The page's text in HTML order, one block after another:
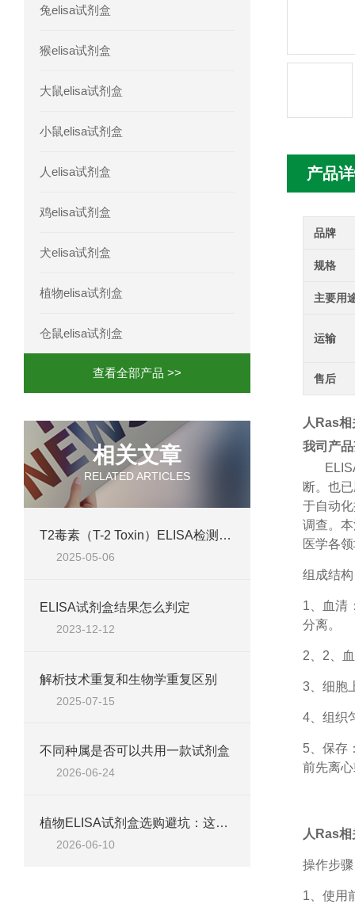
兔elisa试剂盒
猴elisa试剂盒
大鼠elisa试剂盒
小鼠elisa试剂盒
人elisa试剂盒
鸡elisa试剂盒
犬elisa试剂盒
植物elisa试剂盒
仓鼠elisa试剂盒
查看全部产品 >>
相关文章
RELATED ARTICLES
T2毒素（T-2 Toxin）ELISA检测试剂盒 @使用说明书
2025-05-06
ELISA试剂盒结果怎么判定
2023-12-12
解析技术重复和生物学重复区别
2025-07-15
不同种属是否可以共用一款试剂盒
2026-06-24
植物ELISA试剂盒选购避坑：这五个参数不达标，数据全白测
2026-06-10
产品
品牌
规格
主要用
运输
售后
人Ras
我司产
断。也
于自动
调查。
医学各
组成结构
1、
血清
分离。
2、 2、
3、细胞
4、组织
5、保存
前先离
人Ras
操作步
1、 使用